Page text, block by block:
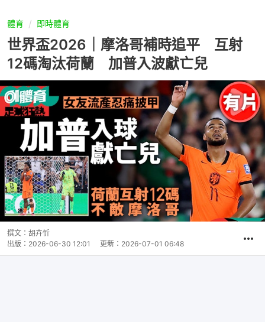
體育 即時體育
世界盃2026｜摩洛哥補時追平 互射
12碼淘汰荷蘭 加普入波獻亡兒
撰文： 胡卉忻
出版： 2026-06-30 12:01 更新： 2026-07-01 06:48